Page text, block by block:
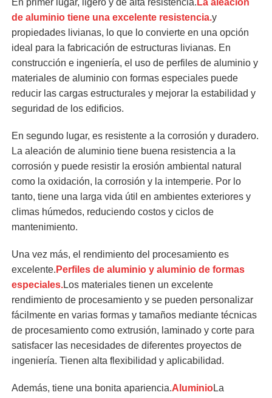
En primer lugar, ligero y de alta resistencia. La aleación
de aluminio tiene una excelente resistencia.y
propiedades livianas, lo que lo convierte en una opción
ideal para la fabricación de estructuras livianas. En
construcción e ingeniería, el uso de perfiles de aluminio y
materiales de aluminio con formas especiales puede
reducir las cargas estructurales y mejorar la estabilidad y
seguridad de los edificios.
En segundo lugar, es resistente a la corrosión y duradero.
La aleación de aluminio tiene buena resistencia a la
corrosión y puede resistir la erosión ambiental natural
como la oxidación, la corrosión y la intemperie. Por lo
tanto, tiene una larga vida útil en ambientes exteriores y
climas húmedos, reduciendo costos y ciclos de
mantenimiento.
Una vez más, el rendimiento del procesamiento es
excelente. Perfiles de aluminio y aluminio de formas
especiales.Los materiales tienen un excelente
rendimiento de procesamiento y se pueden personalizar
fácilmente en varias formas y tamaños mediante técnicas
de procesamiento como extrusión, laminado y corte para
satisfacer las necesidades de diferentes proyectos de
ingeniería. Tienen alta flexibilidad y aplicabilidad.
Además, tiene una bonita apariencia.AluminioLa